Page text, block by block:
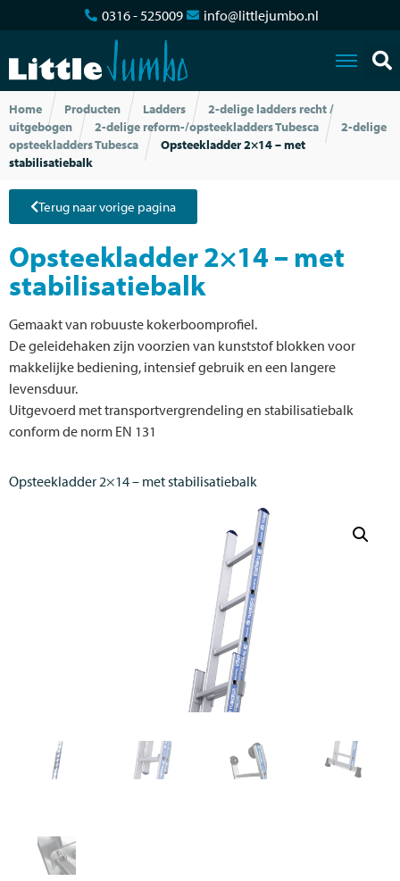
0316 - 525009 info@littlejumbo.nl
Home Producten Ladders
2-delige ladders recht /
uitgebogen
2-delige reform-/opsteekladders Tubesca
2-delige
opsteekladders Tubesca
Opsteekladder 2×14 – met
stabilisatiebalk
Terug naar vorige pagina
Opsteekladder 2×14 – met
stabilisatiebalk
Gemaakt van robuuste kokerboomprofiel.
De geleidehaken zijn voorzien van kunststof blokken voor
makkelijke bediening, intensief gebruik en een langere
levensduur.
Uitgevoerd met transportvergrendeling en stabilisatiebalk
conform de norm EN 131
Opsteekladder 2×14 – met stabilisatiebalk